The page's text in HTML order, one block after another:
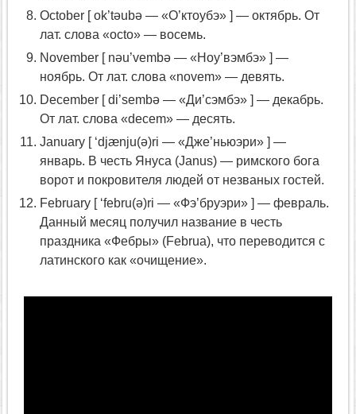
October [ ok’təubə — «О’ктоубэ» ] — октябрь. От
лат. слова «octo» — восемь.
November [ nəu’vembə — «Ноу’вэмбэ» ] —
ноябрь. От лат. слова «novem» — девять.
December [ di’sembə — «Ди’сэмбэ» ] — декабрь.
От лат. слова «decem» — десять.
January [ ‘djænju(ə)ri — «Дже’ньюэри» ] —
январь. В честь Януса (Janus) — римского бога
ворот и покровителя людей от незваных гостей.
February [ ‘febru(ə)ri — «Фэ’бруэри» ] — февраль.
Данный месяц получил название в честь
праздника «Фебры» (Februa), что переводится с
латинского как «очищение».